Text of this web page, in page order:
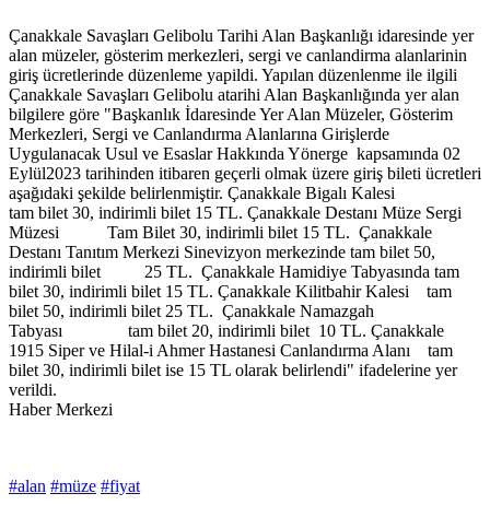
Çanakkale Savaşları Gelibolu Tarihi Alan Başkanlığı idaresinde yer
alan müzeler, gösterim merkezleri, sergi ve canlandirma alanlarinin
giriş ücretlerinde düzenleme yapildi. Yapılan düzenlenme ile ilgili
Çanakkale Savaşları Gelibolu atarihi Alan Başkanlığında yer alan
bilgilere göre "Başkanlık İdaresinde Yer Alan Müzeler, Gösterim
Merkezleri, Sergi ve Canlandırma Alanlarına Girişlerde
Uygulanacak Usul ve Esaslar Hakkında Yönerge kapsamında 02
Eylül2023 tarihinden itibaren geçerli olmak üzere giriş bileti ücretleri
aşağıdaki şekilde belirlenmiştir. Çanakkale Bigalı Kalesi
tam bilet 30, indirimli bilet 15 TL. Çanakkale Destanı Müze Sergi
Müzesi Tam Bilet 30, indirimli bilet 15 TL. Çanakkale
Destanı Tanıtım Merkezi Sinevizyon merkezinde tam bilet 50,
indirimli bilet 25 TL. Çanakkale Hamidiye Tabyasında tam
bilet 30, indirimli bilet 15 TL. Çanakkale Kilitbahir Kalesi tam
bilet 50, indirimli bilet 25 TL. Çanakkale Namazgah
Tabyası tam bilet 20, indirimli bilet 10 TL. Çanakkale
1915 Siper ve Hilal-i Ahmer Hastanesi Canlandırma Alanı tam
bilet 30, indirimli bilet ise 15 TL olarak belirlendi" ifadelerine yer
verildi.
Haber Merkezi
#alan #müze #fiyat